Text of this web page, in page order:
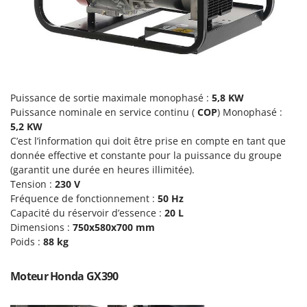
Pulvérisateurs
Pulvérisateurs portés
Râpes à fromage électriques
Râteaux pour tracteur
Remplisseuses
Robots nettoyeurs de piscine
Robots Tondeuses
Rogneuses de souches
Rouleaux pour tracteur
Scies à os
GRIFO
GVS
H
Hailo
Helvi
Henx
HiKOKI
Honda
I
Idromatic
Il-Tec
Infaco
Puissance de sortie maximale monophasé : 5,8 KW
Puissance nominale en service continu ( COP) Monophasé :
5,2 KW
C’est l’information qui doit être prise en compte en tant que
donnée effective et constante pour la puissance du groupe
(garantit une durée en heures illimitée).
Tension : 230 V
Fréquence de fonctionnement : 50 Hz
Capacité du réservoir d’essence : 20 L
Dimensions : 750x580x700 mm
Poids : 88 kg
Moteur Honda GX390